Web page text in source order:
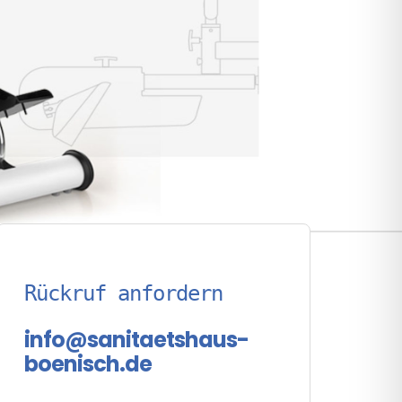
Rückruf anfordern
info@sanitaetshaus-
boenisch.de